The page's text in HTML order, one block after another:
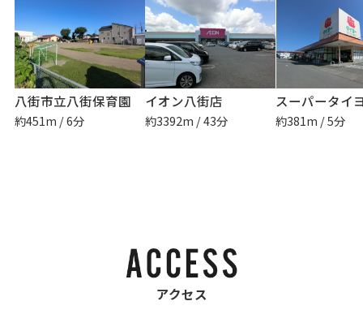
八街市立八街保育園
約451m / 6分
イオン八街店
約3392m / 43分 約381m / 5分
アクセス